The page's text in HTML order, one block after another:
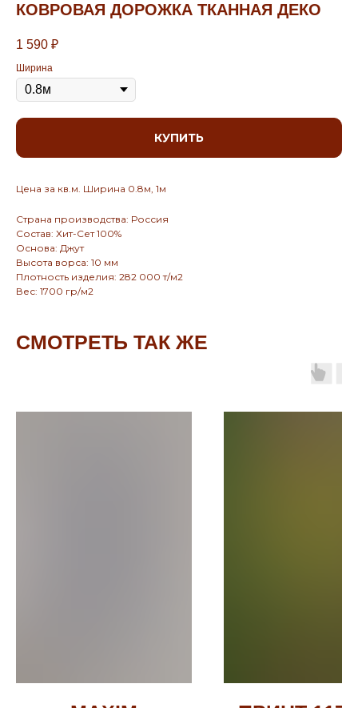
КОВРОВАЯ ДОРОЖКА ТКАННАЯ ДЕКО
1 590 ₽
Ширина
КУПИТЬ
Цена за кв.м. Ширина 0.8м, 1м
Страна производства: Россия
Состав: Хит-Сет 100%
Основа: Джут
Высота ворса: 10 мм
Плотность изделия: 282 000 т/м2
Вес: 1700 гр/м2
СМОТРЕТЬ ТАК ЖЕ